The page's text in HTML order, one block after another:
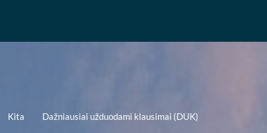
Kita Dažniausiai užduodami klausimai (DUK)